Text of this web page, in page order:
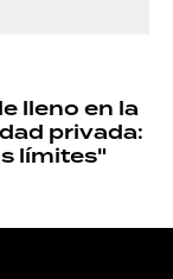
lleno en la
privada:
límites"